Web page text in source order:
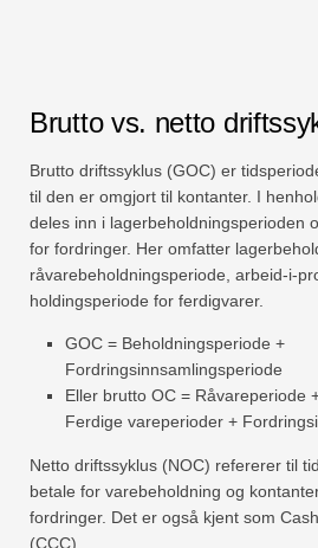
Brutto vs. netto
Brutto driftssyklus (GOC) er
til den er omgjort til kontanter. I
deles inn i lagerbeholdningsperioden
for fordringer. Her omfatter
råvarebeholdningsperiode, arbeid-i-
holdingsperiode for ferdigvarer.
GOC = Beholdningsperiode +
Fordringsinnsamlingsperiode
Eller brutto OC = Råvareperiode
Ferdige vareperioder +
Netto driftssyklus (NOC) refererer til
betale for varebeholdning og
fordringer. Det er også kjent som
(CCC).